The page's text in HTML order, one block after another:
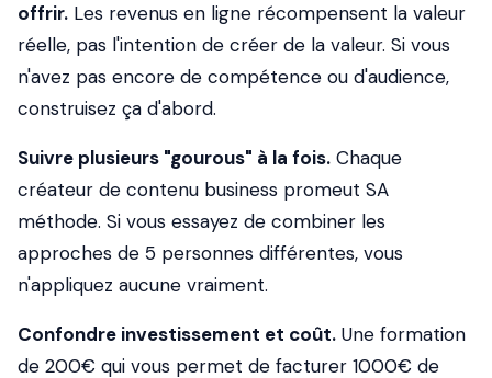
offrir. Les revenus en ligne récompensent la valeur
réelle, pas l'intention de créer de la valeur. Si vous
n'avez pas encore de compétence ou d'audience,
construisez ça d'abord.
Suivre plusieurs "gourous" à la fois. Chaque
créateur de contenu business promeut SA
méthode. Si vous essayez de combiner les
approches de 5 personnes différentes, vous
n'appliquez aucune vraiment.
Confondre investissement et coût. Une formation
de 200€ qui vous permet de facturer 1000€ de